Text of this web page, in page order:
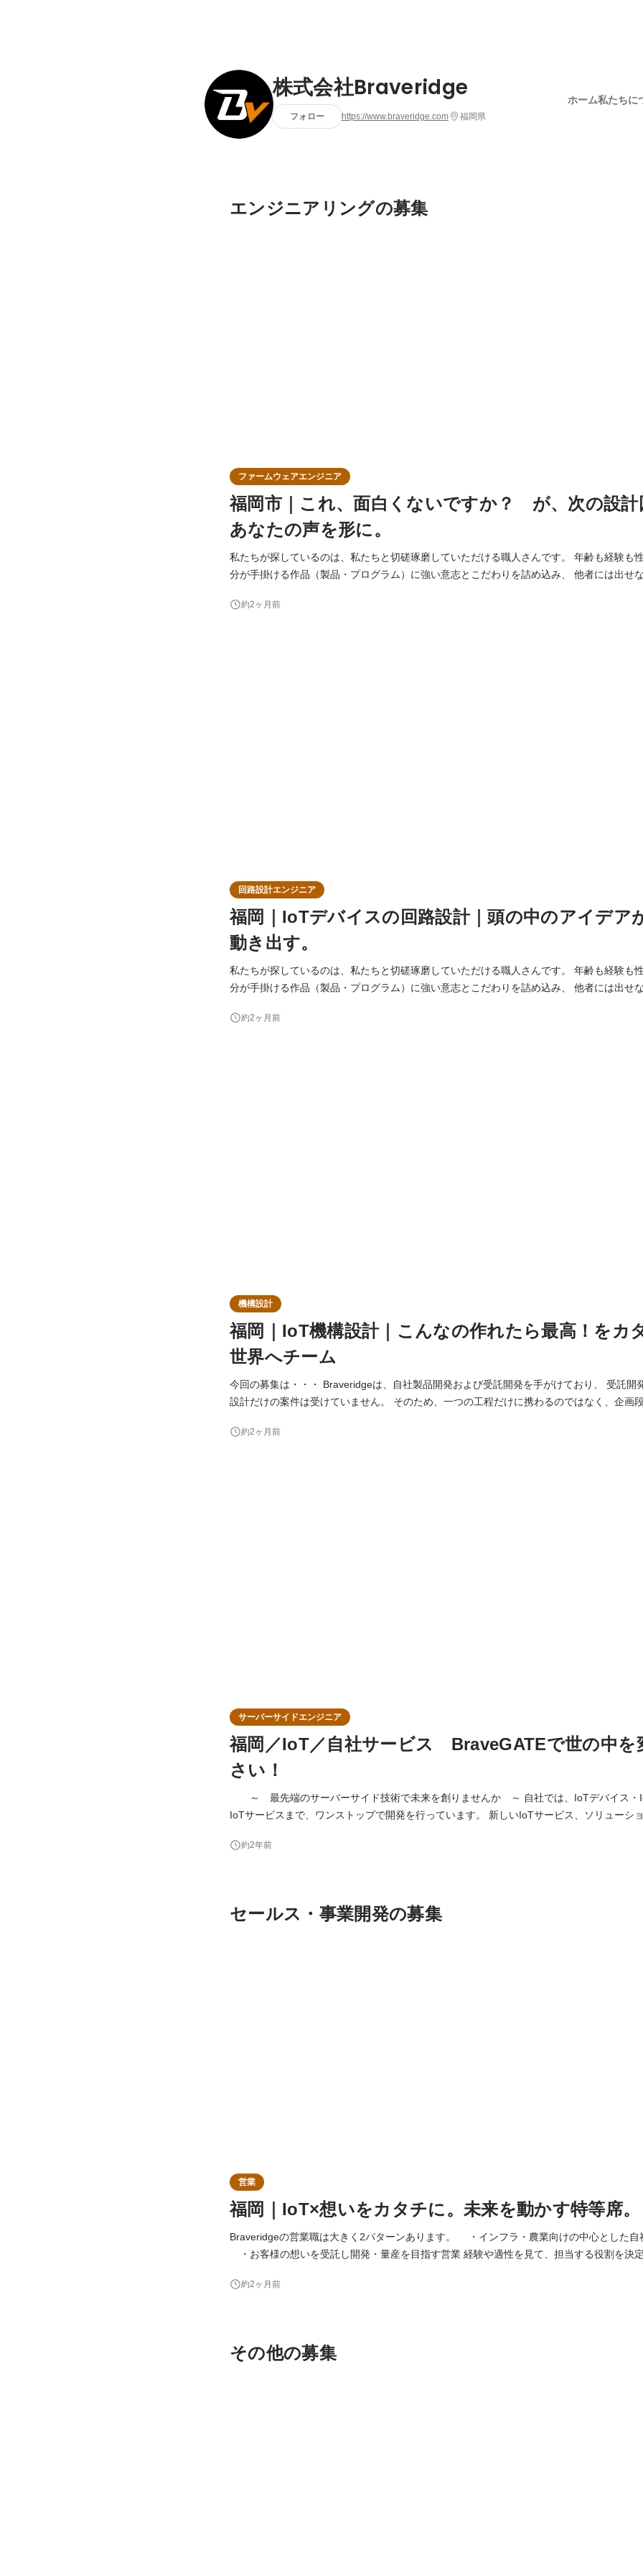
株式会社Braveridge
フォロー https://www.braveridge.com 福岡県
ホーム私たちに
エンジニアリングの募集
ファームウェアエンジニア
福岡市｜これ、面白くないですか？ が、次の設計
あなたの声を形に。
私たちが探しているのは、私たちと切磋琢磨していただける職人さんです。 年齢も経験も性別も関係なし。 自
分が手掛ける作品（製品・プログラム）に強い意志とこだわりを詰め込み、 他者には出せ
の開発と製造。 10数年前より話題にことを欠かないIoT。 ただ、爆発的な普及していない
約2ヶ月前
回路設計エンジニア
福岡｜IoTデバイスの回路設計｜頭の中のアイデア
動き出す。
私たちが探しているのは、私たちと切磋琢磨していただける職人さんです。 年齢も経験も性別も関係なし。 自
分が手掛ける作品（製品・プログラム）に強い意志とこだわりを詰め込み、 他者には出せ
の開発と製造。 10数年前より話題にことを欠かないIoT。 ただ、爆発的な普及していない
約2ヶ月前
機構設計
福岡｜IoT機構設計｜こんなの作れたら最高！をカ
世界へチーム
今回の募集は・・・ Braveridgeは、自社製品開発および受託開発を手がけており、 受託開発においては開発・
設計だけの案件は受けていません。 そのため、一つの工程だけに携わるのではなく、企画段階から関わることが
深く関わっていくことができます。 取引先は大手企業からスタートアップ企業まで様々で、 手掛ける製品は
約2ヶ月前
サーバーサイドエンジニア
福岡／IoT／自社サービス BraveGATEで世の中を
さい！
～ 最先端のサーバーサイド技術で未来を創りませんか ～ 自社では、IoTデバイス・IoTネットワーク・
IoTサービスまで、ワンストップで開発を行っています。 新しいIoTサービス、ソリューションを一から自分で開
なエンジニアをやっていきたい方には、絶好の環境です。 また、プ
約2年前
セールス・事業開発の募集
営業
福岡｜IoT×想いをカタチに。未来を動かす特等席。
Braveridgeの営業職は大きく2パターンあります。 ・インフラ・農業向けの中心とした自
・お客様の想いを受託し開発・量産を目指す営業 経験や適性を見て、担当する役割を決定していきます。 ど
す。 改めて、私たちはIoTの可能性を信じて、IoTというツールを通じて「時間」を創造するというをコンセプト約2ヶ月前
その他の募集